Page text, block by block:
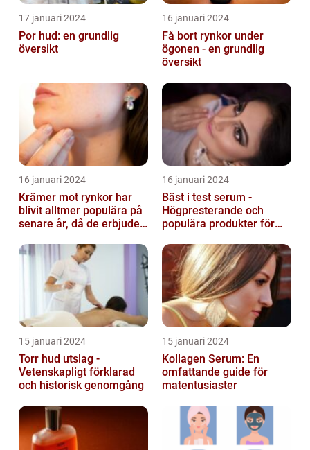
17 januari 2024
Por hud: en grundlig
översikt
16 januari 2024
Få bort rynkor under
ögonen - en grundlig
översikt
16 januari 2024
Krämer mot rynkor har
blivit alltmer populära på
senare år, då de erbjuder
lösni...
16 januari 2024
Bäst i test serum -
Högpresterande och
populära produkter för
15 januari 2024
Torr hud utslag -
Vetenskapligt förklarad
och historisk genomgång
15 januari 2024
Kollagen Serum: En
omfattande guide för
matentusiaster